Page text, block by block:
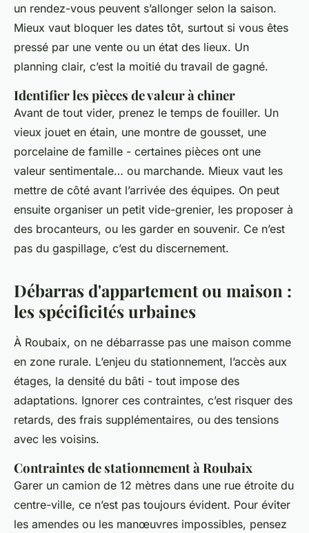
un rendez-vous peuvent s’allonger selon la saison.
Mieux vaut bloquer les dates tôt, surtout si vous êtes
pressé par une vente ou un état des lieux. Un
planning clair, c’est la moitié du travail de gagné.
Identifier les pièces de valeur à chiner
Avant de tout vider, prenez le temps de fouiller. Un
vieux jouet en étain, une montre de gousset, une
porcelaine de famille - certaines pièces ont une
valeur sentimentale… ou marchande. Mieux vaut les
mettre de côté avant l’arrivée des équipes. On peut
ensuite organiser un petit vide-grenier, les proposer à
des brocanteurs, ou les garder en souvenir. Ce n’est
pas du gaspillage, c’est du discernement.
Débarras d'appartement ou maison :
les spécificités urbaines
À Roubaix, on ne débarrasse pas une maison comme
en zone rurale. L’enjeu du stationnement, l’accès aux
étages, la densité du bâti - tout impose des
adaptations. Ignorer ces contraintes, c’est risquer des
retards, des frais supplémentaires, ou des tensions
avec les voisins.
Contraintes de stationnement à Roubaix
Garer un camion de 12 mètres dans une rue étroite du
centre-ville, ce n’est pas toujours évident. Pour éviter
les amendes ou les manœuvres impossibles, pensez